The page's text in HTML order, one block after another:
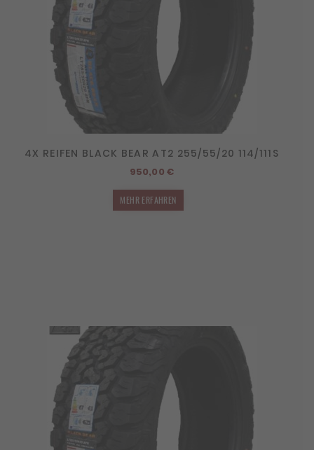
4X REIFEN BLACK BEAR AT2 255/55/20 114/111S
950,00 €
MEHR ERFAHREN